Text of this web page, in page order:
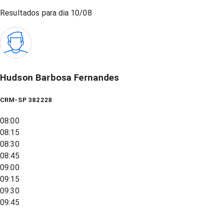
Resultados para dia 10/08
Hudson Barbosa Fernandes
CRM-SP 382228
08:00
08:15
08:30
08:45
09:00
09:15
09:30
09:45